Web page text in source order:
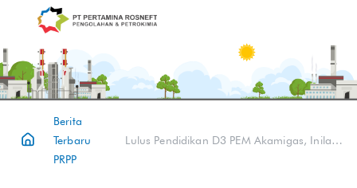
Berita
Terbaru
PRPP
Lulus Pendidikan D3 PEM Akamigas, Inilah Cita-Cita Mantan Tukang Parkir Asal Kecamatan Jenu Kabupaten Tuban